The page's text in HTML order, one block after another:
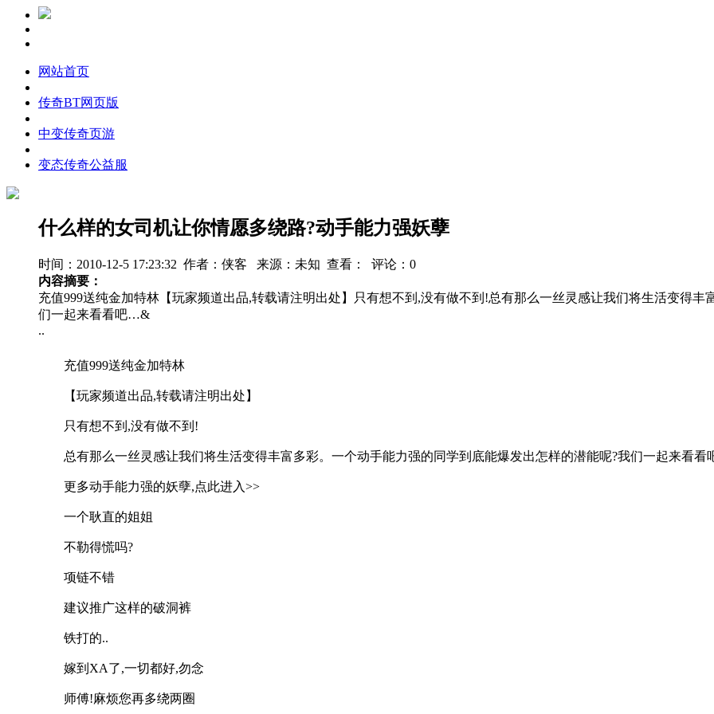
网站首页
传奇BT网页版
中变传奇页游
变态传奇公益服
什么样的女司机让你情愿多绕路?动手能力强妖孽
时间：2010-12-5 17:23:32 作者：侠客 来源：未知 查看：
评论：0
内容摘要：
充值999送纯金加特林【玩家频道出品,转载请注明出处】只有想不到,没有做不到!总有那么一丝灵感让我们将生活变得
们一起来看看吧…&
..
充值999送纯金加特林
【玩家频道出品,转载请注明出处】
只有想不到,没有做不到!
总有那么一丝灵感让我们将生活变得丰富多彩。一个动手能力强的同学到底能爆发出怎样的潜能呢?我们一起来看
更多动手能力强的妖孽,点此进入>>
一个耿直的姐姐
不勒得慌吗?
项链不错
建议推广这样的破洞裤
铁打的..
嫁到XA了,一切都好,勿念
师傅!麻烦您再多绕两圈